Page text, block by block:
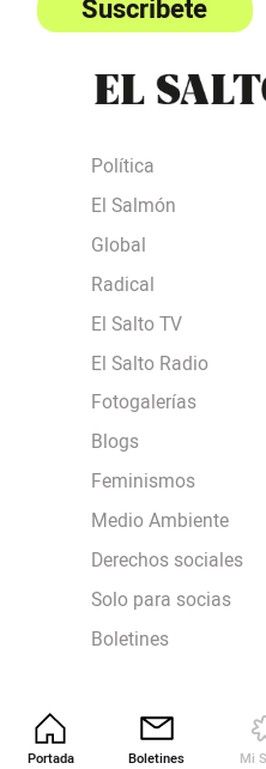
Portada Boletines Mi
Suscríbete
Política
El Salmón
Global
Radical
El Salto TV
El Salto Radio
Fotogalerías
Blogs
Feminismos
Medio Ambiente
Derechos sociales
Solo para socias
Boletines